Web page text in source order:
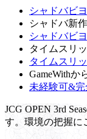
シャドバビ
シャドバ新
シャドバビ
タイムスリ
タイムスリ
GameWithか
未経験可&完
JCG OPEN 3rd
す。環境の把握に